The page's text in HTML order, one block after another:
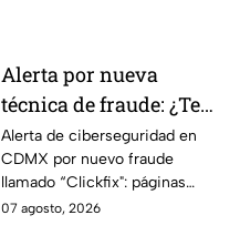
Alerta por nueva
técnica de fraude: ¿Te
piden copiar códigos
extraños en la PC?
Cuidado, podrías ser
víctima del peligroso
Alerta de ciberseguridad en
CDMX por nuevo fraude
llamado “Clickfix": páginas
falsas que engañan para
07 agosto, 2026